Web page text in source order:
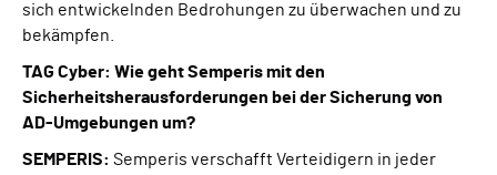
sich entwickelnden Bedrohungen zu überwachen und zu
bekämpfen.
TAG Cyber: Wie geht Semperis mit den
Sicherheitsherausforderungen bei der Sicherung von
AD-Umgebungen um?
SEMPERIS: Semperis verschafft Verteidigern in jeder